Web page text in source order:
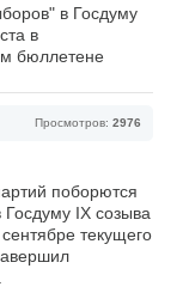
в Госдуму
в
бюллетене
Просмотров: 2976
поборются
IX созыва
текущего